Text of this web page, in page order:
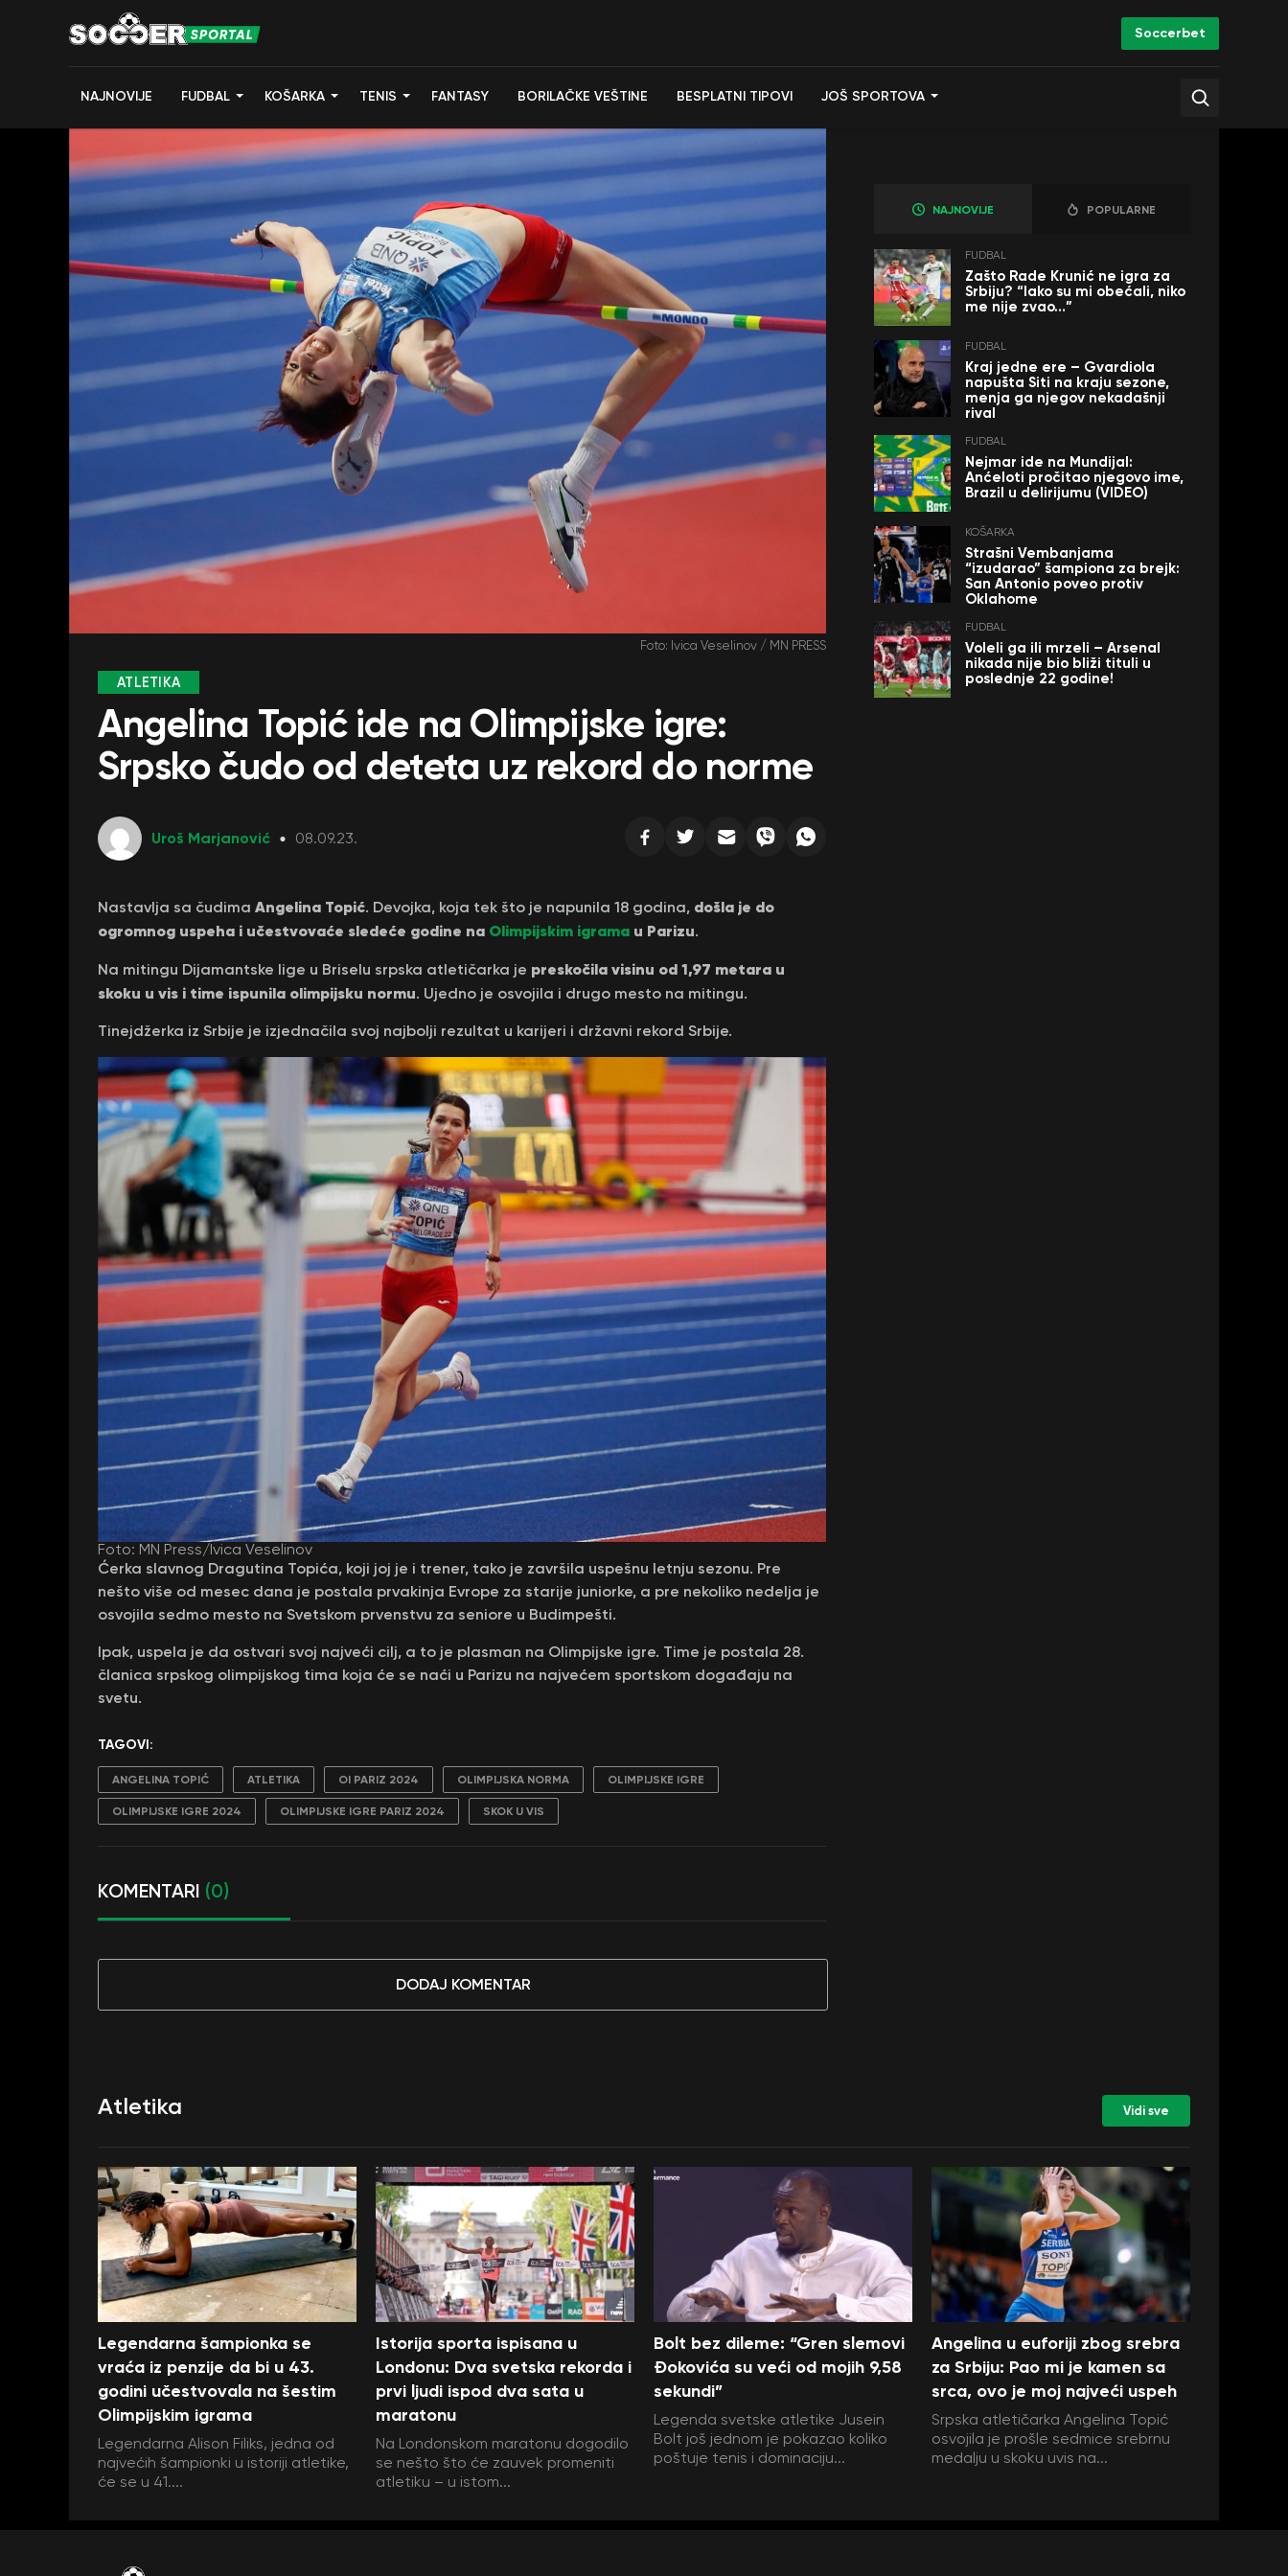
Soccerbet
NAJNOVIJE FUDBAL KOŠARKA TENIS FANTASY BORILAČKE VEŠTINE BESPLATNI TIPOVI JOŠ SPORTOVA
Foto: Ivica Veselinov / MN PRESS
ATLETIKA
Angelina Topić ide na Olimpijske igre:
Srpsko čudo od deteta uz rekord do norme
Uroš Marjanović 08.09.23.
Nastavlja sa čudima Angelina Topić. Devojka, koja tek što je napunila 18 godina, došla je do
ogromnog uspeha i učestvovaće sledeće godine na Olimpijskim igrama u Parizu.
Na mitingu Dijamantske lige u Briselu srpska atletičarka je preskočila visinu od 1,97 metara u
skoku u vis i time ispunila olimpijsku normu. Ujedno je osvojila i drugo mesto na mitingu.
Tinejdžerka iz Srbije je izjednačila svoj najbolji rezultat u karijeri i državni rekord Srbije.
Foto: MN Press/Ivica Veselinov
Ćerka slavnog Dragutina Topića, koji joj je i trener, tako je završila uspešnu letnju sezonu. Pre
nešto više od mesec dana je postala prvakinja Evrope za starije juniorke, a pre nekoliko nedelja je
osvojila sedmo mesto na Svetskom prvenstvu za seniore u Budimpešti.
Ipak, uspela je da ostvari svoj najveći cilj, a to je plasman na Olimpijske igre. Time je postala 28.
članica srpskog olimpijskog tima koja će se naći u Parizu na najvećem sportskom događaju na
svetu.
TAGOVI:
ANGELINA TOPIĆ ATLETIKA OI PARIZ 2024 OLIMPIJSKA NORMA OLIMPIJSKE IGRE
OLIMPIJSKE IGRE 2024 OLIMPIJSKE IGRE PARIZ 2024 SKOK U VIS
KOMENTARI (0)
DODAJ KOMENTAR
NAJNOVIJE POPULARNE
FUDBAL
Zašto Rade Krunić ne igra za
Srbiju? “Iako su mi obećali, niko
me nije zvao…”
FUDBAL
Kraj jedne ere – Gvardiola
napušta Siti na kraju sezone,
menja ga njegov nekadašnji
rival
FUDBAL
Nejmar ide na Mundijal:
Anćeloti pročitao njegovo ime,
Brazil u delirijumu (VIDEO)
KOŠARKA
Strašni Vembanjama
“izudarao” šampiona za brejk:
San Antonio poveo protiv
Oklahome
FUDBAL
Voleli ga ili mrzeli – Arsenal
nikada nije bio bliži tituli u
poslednje 22 godine!
Atletika Vidi sve
Legendarna šampionka se
vraća iz penzije da bi u 43.
godini učestvovala na šestim
Olimpijskim igrama
Legendarna Alison Filiks, jedna od
najvećih šampionki u istoriji atletike,
će se u 41....
Istorija sporta ispisana u
Londonu: Dva svetska rekorda i
prvi ljudi ispod dva sata u
maratonu
Na Londonskom maratonu dogodilo
se nešto što će zauvek promeniti
atletiku – u istom...
Bolt bez dileme: “Gren slemovi
Đokovića su veći od mojih 9,58
sekundi”
Legenda svetske atletike Jusein
Bolt još jednom je pokazao koliko
poštuje tenis i dominaciju...
Angelina u euforiji zbog srebra
za Srbiju: Pao mi je kamen sa
srca, ovo je moj najveći uspeh
Srpska atletičarka Angelina Topić
osvojila je prošle sedmice srebrnu
medalju u skoku uvis na...